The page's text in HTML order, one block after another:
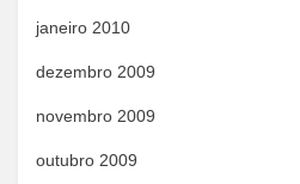
janeiro 2010
dezembro 2009
novembro 2009
outubro 2009